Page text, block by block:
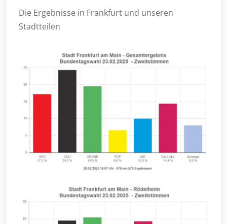
Die Ergebnisse in Frankfurt und unseren
Stadtteilen